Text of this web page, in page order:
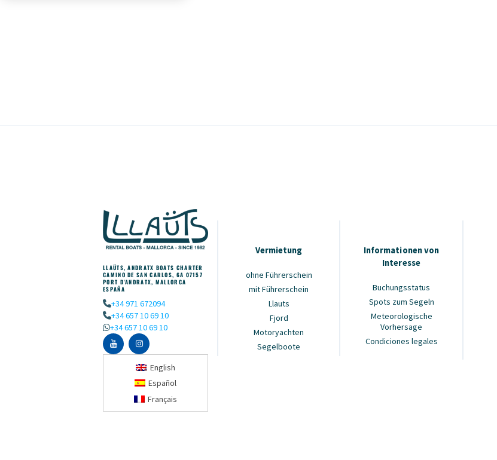
LLAÜTS, ANDRATX BOATS CHARTER
CAMINO DE SAN CARLOS, 6A 07157
PORT D'ANDRATX, MALLORCA
ESPAÑA
+34 971 672094
+34 657 10 69 10
+34 657 10 69 10
English
Español
Français
Vermietung
ohne Führerschein
mit Führerschein
Llauts
Fjord
Motoryachten
Segelboote
Informationen von
Interesse
Buchungsstatus
Spots zum Segeln
Meteorologische
Vorhersage
Condiciones legales